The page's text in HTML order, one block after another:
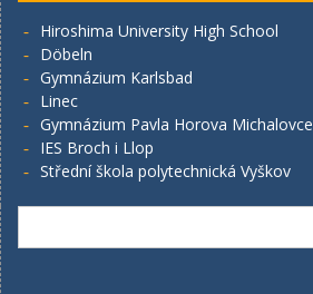
Hiroshima University High School
Döbeln
Gymnázium Karlsbad
Linec
Gymnázium Pavla Horova Michalovce
IES Broch i Llop
Střední škola polytechnická Vyškov